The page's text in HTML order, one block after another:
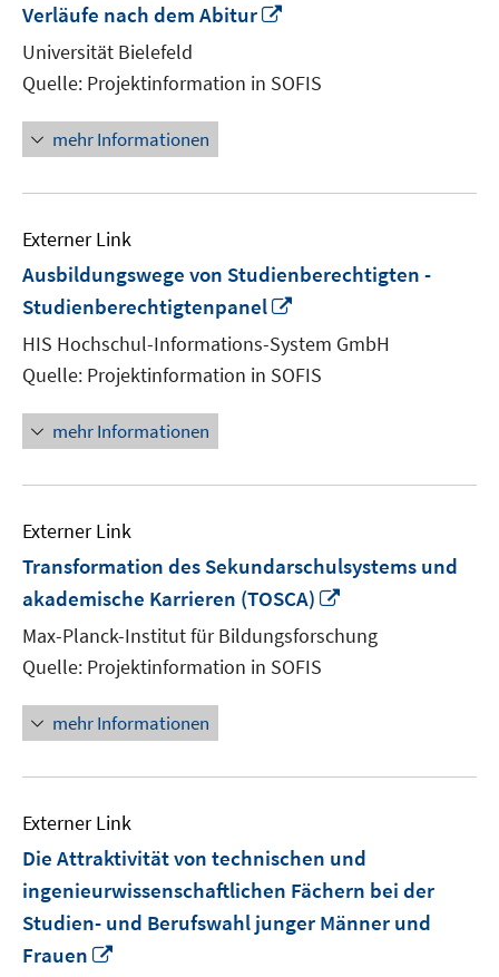
Verläufe nach dem Abitur
öffnen
Universität Bielefeld
Quelle: Projektinformation in SOFIS
mehr Informationen
Externer Link
Ausbildungswege von Studienberechtigten -
Studienberechtigtenpanel
Fenster
öffnen
HIS Hochschul-Informations-System GmbH
Quelle: Projektinformation in SOFIS
mehr Informationen
Externer Link
Transformation des Sekundarschulsystems und
akademische Karrieren (TOSCA)
Fenster
Max-Planck-Institut für Bildungsforschung
Quelle: Projektinformation in SOFIS
mehr Informationen
Externer Link
Die Attraktivität von technischen und
ingenieurwissenschaftlichen Fächern bei der
Studien- und Berufswahl junger Männer und
Frauen